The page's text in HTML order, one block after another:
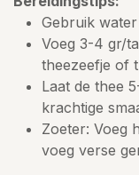
Gebruik water
Voeg 3-4 gr/
theezeefje of
Laat de thee
krachtige
Zoeter: Voeg
voeg verse